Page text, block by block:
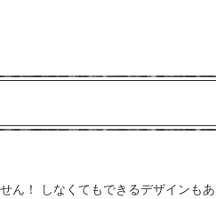
ん！ しなくてもできるデザインも